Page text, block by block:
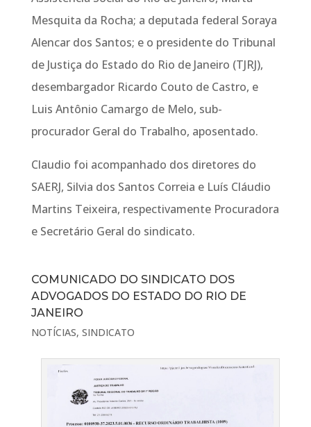
Mesquita da Rocha; a deputada federal Soraya
Alencar dos Santos; e o presidente do Tribunal
de Justiça do Estado do Rio de Janeiro (TJRJ),
desembargador Ricardo Couto de Castro, e
Luis Antônio Camargo de Melo, sub-
procurador Geral do Trabalho, aposentado.
Claudio foi acompanhado dos diretores do
SAERJ, Silvia dos Santos Correia e Luís Cláudio
Martins Teixeira, respectivamente Procuradora
e Secretário Geral do sindicato.
COMUNICADO DO SINDICATO DOS
ADVOGADOS DO ESTADO DO RIO DE
JANEIRO
NOTÍCIAS, SINDICATO